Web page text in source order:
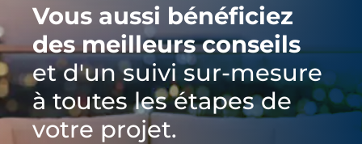
Vous aussi bénéficiez
des meilleurs conseils
et d'un suivi sur-mesure
à toutes les étapes de
votre projet.